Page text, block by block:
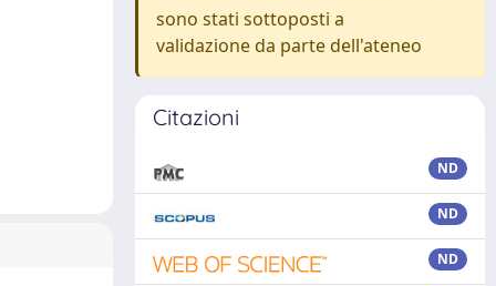
sono stati sottoposti a
validazione da parte dell'ateneo
Citazioni
ND
ND
ND